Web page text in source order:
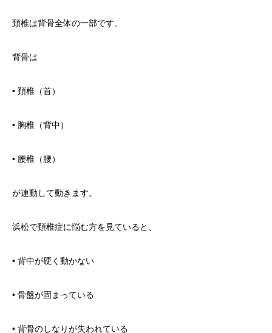
頚椎は背骨全体の一部です。
背骨は
• 頚椎（首）
• 胸椎（背中）
• 腰椎（腰）
が連動して動きます。
浜松で頚椎症に悩む方を見ていると、
• 背中が硬く動かない
• 骨盤が固まっている
• 背骨のしなりが失われている